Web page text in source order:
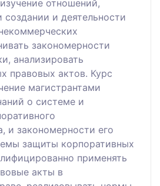
отношений,
и деятельности
закономерности
анализировать
правовых актов. Курс
магистрантами
о системе и
и закономерности его
защиты корпоративных
применять
акты в